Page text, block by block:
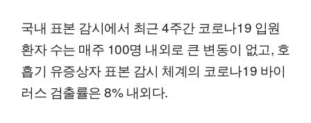
국내 표본 감시에서 최근 4주간 코로나19 입원
환자 수는 매주 100명 내외로 큰 변동이 없고, 호
흡기 유증상자 표본 감시 체계의 코로나19 바이
러스 검출률은 8% 내외다.